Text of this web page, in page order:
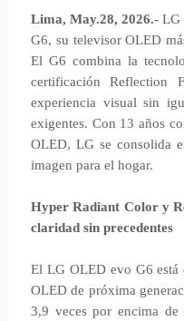
Lima, May.28, 2026.-LG
G6, su televisor OLED
El G6 combina la
certificación Reflection
experiencia visual sin
exigentes. Con 13 años
OLED, LG se consolida
imagen para el hogar.
Hyper Radiant Color y
claridad sin precedentes
El LG OLED evo G6 está
OLED de próxima
3,9 veces por encima